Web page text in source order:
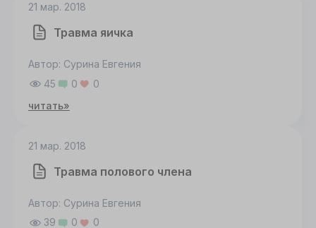
21 мар. 2018
Травма яичка
Автор: Сурина Евгения
45
0
0
читать»
21 мар. 2018
Травма полового члена
Автор: Сурина Евгения
39
0
0